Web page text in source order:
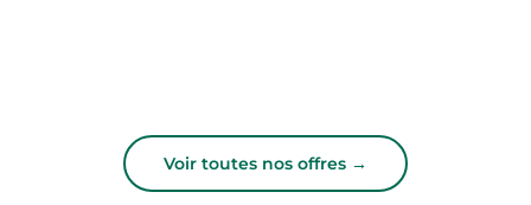
Voir toutes nos offres →